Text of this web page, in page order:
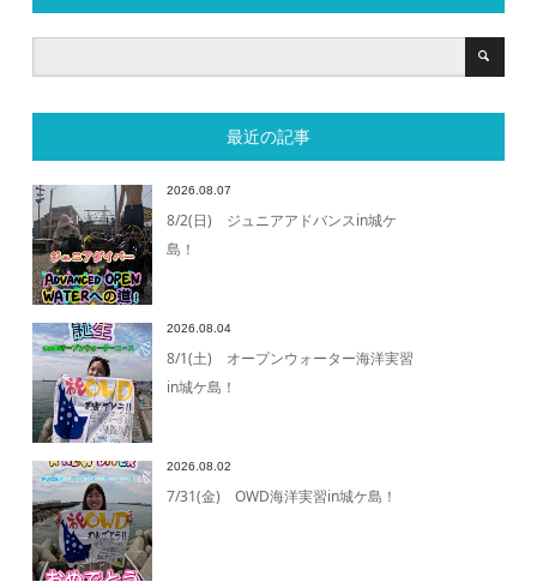
最近の記事
2026.08.07
8/2(日) ジュニアアドバンスin城ケ
島！
2026.08.04
8/1(土) オープンウォーター海洋実習
in城ケ島！
2026.08.02
7/31(金) OWD海洋実習in城ケ島！